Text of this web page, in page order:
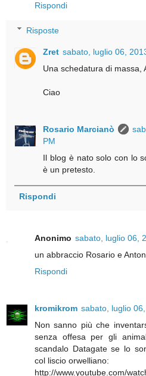
Rispondi
Risposte
Zret sabato, luglio 06,
Una schedatura di massa,
Ciao
Rosario Marcianò
PM
Il blog è nato solo con lo
è un pretesto.
Rispondi
Anonimo sabato, luglio 06,
un abbraccio Rosario e
Rispondi
kromikrom sabato, luglio
Non sanno più che
senza offesa per gli
scandalo Datagate se lo
col liscio orwelliano:
http://www.youtube.com/